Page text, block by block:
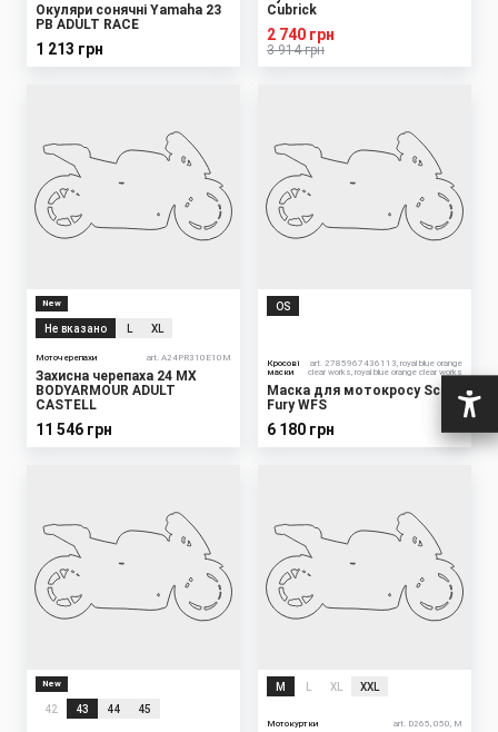
Окуляри сонячні Yamaha 23
PB ADULT RACE
1 213 грн
Cubrick
3 914 грн
2 740 грн
New
Не вказано XL
Моточерепахи art. A24PR310E10M
Захисна черепаха 24 MX
BODYARMOUR ADULT
CASTELL
11 546 грн
OS
Кросові
маски
art. 2785967436113, royal blue orange
clear works, royal blue orange clear works
Маска для мотокросу Scott
Fury WFS
6 180 грн
New
42 43 44 45
M XL XXL
Мотокуртки art. D265, 050, M